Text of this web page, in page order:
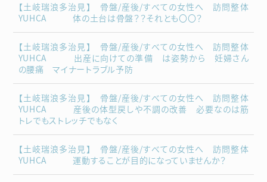
【土岐瑞浪多治見】 骨盤/産後/すべての女性へ 訪問整体
YUHCA 体の土台は骨盤？？それとも〇〇？
【土岐瑞浪多治見】 骨盤/産後/すべての女性へ 訪問整体
YUHCA 出産に向けての準備 は姿勢から 妊婦さん
の腰痛 マイナートラブル予防
【土岐瑞浪多治見】 骨盤/産後/すべての女性へ 訪問整体
YUHCA 産後の体型戻しや不調の改善 必要なのは筋
トレでもストレッチでもなく
【土岐瑞浪多治見】 骨盤/産後/すべての女性へ 訪問整体
YUHCA 運動することが目的になっていませんか？